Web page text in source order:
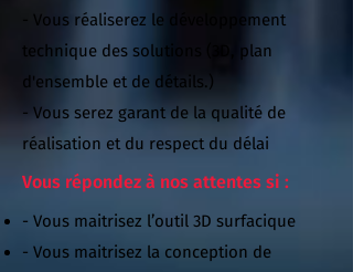
- Vous réaliserez le développement
technique des solutions (3D, plan
d'ensemble et de détails.)
- Vous serez garant de la qualité de
réalisation et du respect du délai
Vous répondez à nos attentes si :
- Vous maitrisez l’outil 3D surfacique
- Vous maitrisez la conception de